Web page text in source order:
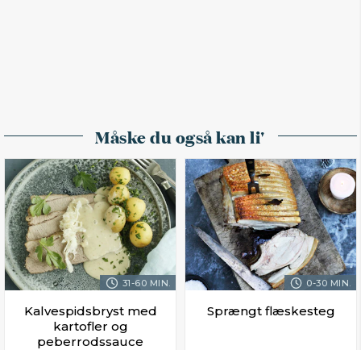
Måske du også kan li'
31-60 MIN.
Kalvespidsbryst med
kartofler og
peberrodssauce
0-30 MIN.
Sprængt flæskesteg